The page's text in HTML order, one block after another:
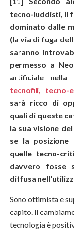
tecno-luddisti, il
dominato dalle
(la via di fuga
saranno
permesso a
artificiale nella
tecnofili, tecno-
sarà ricco di
quali di queste
la sua visione
se la posizione
quelle tecno-
davvero fosse
diffusa
Sono ottimista e
capito. Il
tecnologia è